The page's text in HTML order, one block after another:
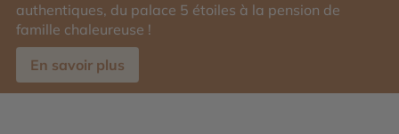
authentiques, du palace 5 étoiles à la pension de
famille chaleureuse !
En savoir plus